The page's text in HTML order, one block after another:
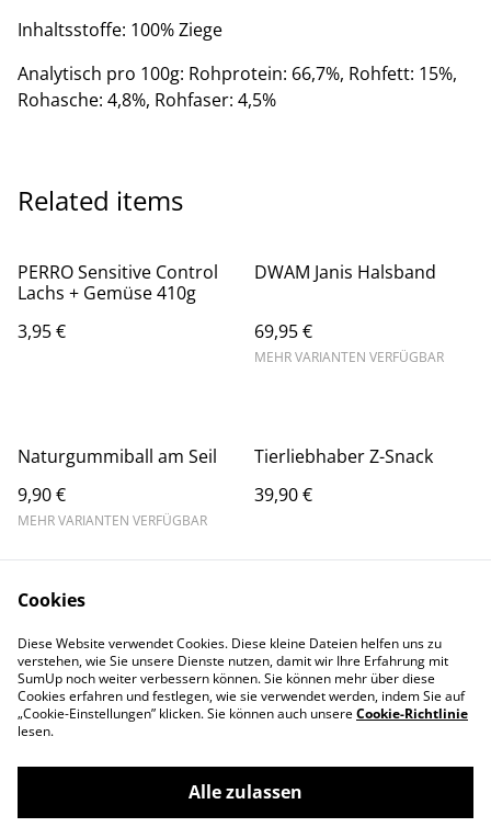
Inhaltsstoffe: 100% Ziege
Analytisch pro 100g: Rohprotein: 66,7%, Rohfett: 15%,
Rohasche: 4,8%, Rohfaser: 4,5%
Related items
PERRO Sensitive Control
Lachs + Gemüse 410g
3,95 €
DWAM Janis Halsband
69,95 €
MEHR VARIANTEN VERFÜGBAR
Naturgummiball am Seil
9,90 €
MEHR VARIANTEN VERFÜGBAR
Tierliebhaber Z-Snack
39,90 €
Contact Us
Legal Terms
Privacy Policy
Cookie Policy
Cookies
Diese Website verwendet Cookies. Diese kleine Dateien helfen uns zu
verstehen, wie Sie unsere Dienste nutzen, damit wir Ihre Erfahrung mit
SumUp noch weiter verbessern können. Sie können mehr über diese
Cookies erfahren und festlegen, wie sie verwendet werden, indem Sie auf
„Cookie-Einstellungen” klicken. Sie können auch unsereCookie-Richtlinie
lesen.
Alle zulassen